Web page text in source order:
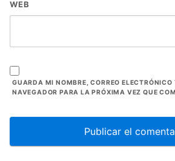
WEB
GUARDA MI NOMBRE, CORREO ELECTRÓNICO
NAVEGADOR PARA LA PRÓXIMA VEZ QUE